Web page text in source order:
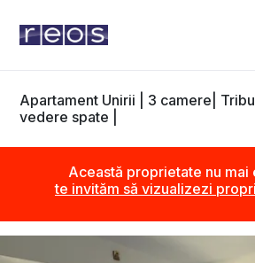
Apartament Unirii | 3 camere|
vedere spate |
Această proprietate nu mai
te invităm să vizualizezi